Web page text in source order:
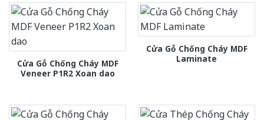
Cửa Gỗ Chống Cháy MDF
Veneer P1R2 Xoan dao
Cửa Gỗ Chống Cháy MDF
Laminate